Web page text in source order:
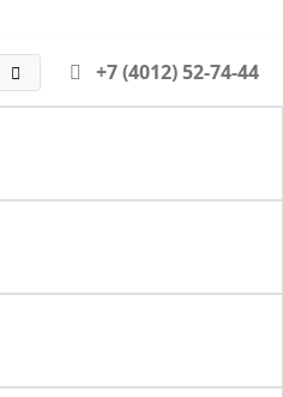
+7 (4012) 52-74-44